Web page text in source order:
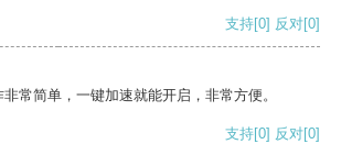
支持[0] 反对[0]
常简单，一键加速就能开启，非常方便。
支持[0] 反对[0]